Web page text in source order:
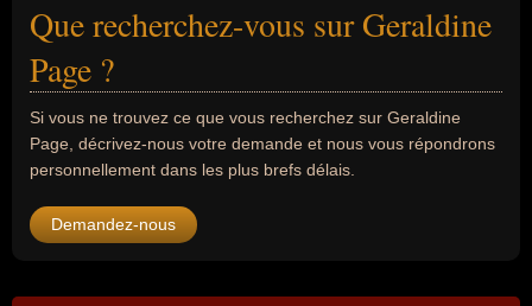
Que recherchez-vous sur Geraldine
Page ?
Si vous ne trouvez ce que vous recherchez sur Geraldine
Page, décrivez-nous votre demande et nous vous répondrons
personnellement dans les plus brefs délais.
Demandez-nous